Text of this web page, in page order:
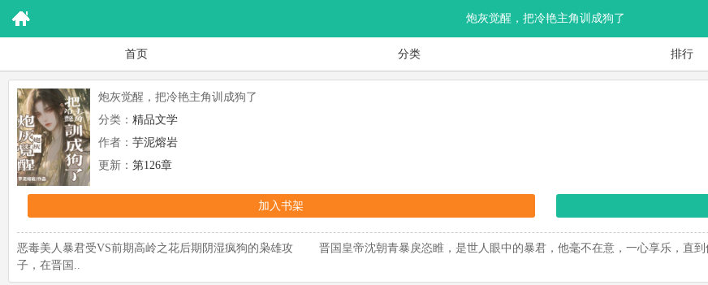
炮灰觉醒，把冷艳主角训成狗了
首页 分类 排行
炮灰觉醒，把冷艳主角训成狗了
分类： 精品文学
作者： 芋泥熔岩
更新： 第126章
加入书架
恶毒美人暴君受VS前期高岭之花后期阴湿疯狗的枭雄攻 晋国皇帝沈朝青暴戾恣睢，是世人眼中的暴君，他毫不在意，一心享乐，
子，在晋国..